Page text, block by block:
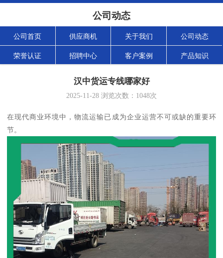
公司动态
公司首页 供应商机 关于我们 公司动态
荣誉认证 招聘中心 客户案例 产品知识
汉中货运专线哪家好
2025-11-28 浏览次数： 1048次
在现代商业环境中，物流运输已成为企业运营不可或缺的重要环
节。